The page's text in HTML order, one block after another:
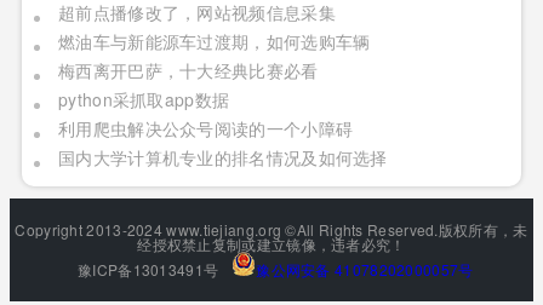
超前点播修改了，网站视频信息采集
燃油车与新能源车过渡期，如何选购车辆
梅西离开巴萨，十大经典比赛必看
python采抓取app数据
利用爬虫解决公众号阅读的一个小障碍
国内大学计算机专业的排名情况及如何选择
Copyright 2013-2024 www.tiejiang.org ©All Rights Reserved.版权所有，未
经授权禁止复制或建立镜像，违者必究！
豫ICP备13013491号
豫公网安备 41078202000057号